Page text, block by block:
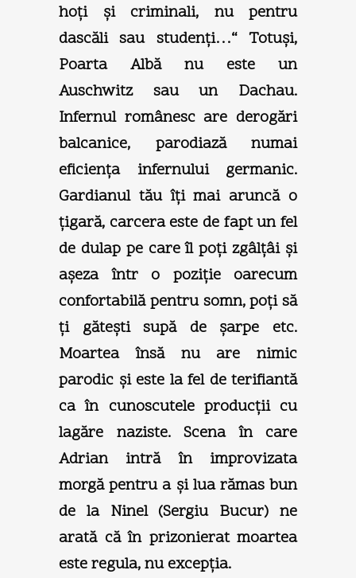
hoţi şi criminali, nu pentru
dascăli sau studenţi…“ Totuşi,
Poarta Albă nu este un
Auschwitz sau un Dachau.
Infernul românesc are derogări
balcanice, parodiază numai
eficienţa infernului germanic.
Gardianul tău îţi mai aruncă o
ţigară, carcera este de fapt un fel
de dulap pe care îl poţi zgâlţâi şi
aşeza într o poziţie oarecum
confortabilă pentru somn, poţi să
ţi găteşti supă de şarpe etc.
Moartea însă nu are nimic
parodic şi este la fel de terifiantă
ca în cunoscutele producţii cu
lagăre naziste. Scena în care
Adrian intră în improvizata
morgă pentru a şi lua rămas bun
de la Ninel (Sergiu Bucur) ne
arată că în prizonierat moartea
este regula, nu excepţia.